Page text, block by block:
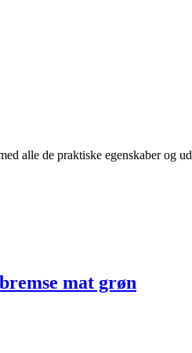
alle de praktiske egenskaber og
mat grøn